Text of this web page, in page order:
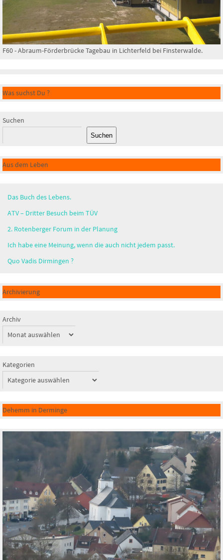
F60 - Abraum-Förderbrücke Tagebau in Lichterfeld bei Finsterwalde.
Was suchst Du ?
Suchen
Suchen
Aus dem Leben
Das Buch des Lebens.
ATV – Dritter Besuch beim TÜV
2. Rotenberger Forum in der Planung
Ich habe eine Meinung, wenn die auch nicht jedem passt.
Quo Vadis Dirmingen ?
Archivierung
Archiv
Kategorien
Dehemm in Derminge